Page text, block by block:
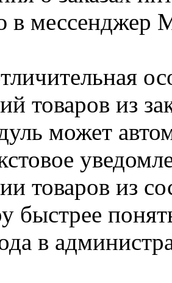
в мессенджер
товаров из
может
товаров из
быстрее
в